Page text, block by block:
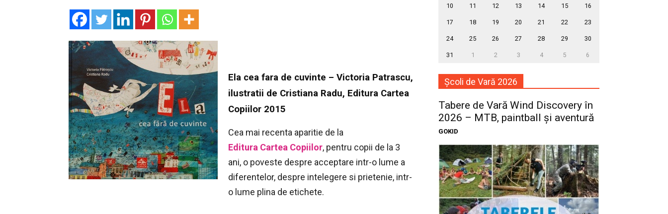
Ela cea fara de cuvinte – Victoria Patrascu,
ilustratii de Cristiana Radu, Editura Cartea
Copiilor 2015
Cea mai recenta aparitie de la
Editura Cartea Copiilor, pentru copii de la 3
ani, o poveste despre acceptare intr-o lume a
diferentelor, despre intelegere si prietenie, intr-
o lume plina de etichete.
10 11 12 13 14 15 16
17 18 19 20 21 22 23
24 25 26 27 28 29 30
31 1 2 3 4 5 6
Școli de Vară 2026
Tabere de Vară Wind Discovery în
2026 – MTB, paintball și aventură
GOKID